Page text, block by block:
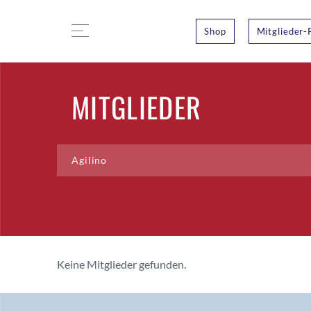
Shop Mitglieder-
MITGLIEDER
Keine Mitglieder gefunden.